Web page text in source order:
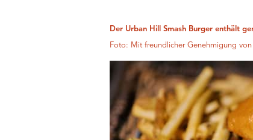
Der Urban Hill Smash Burger enthält
Foto: Mit freundlicher Genehmigung von